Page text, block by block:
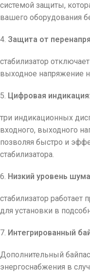
системой защиты,
вашего оборудования
4. Защита от
стабилизатор
выходное напряжение
5. Цифровая индикация:
три индикационных
входного, выходного
позволяя быстро и
стабилизатора.
6. Низкий уровень
стабилизатор работает
для установки в
7. Интегрированный
Дополнительный
энергоснабжения в